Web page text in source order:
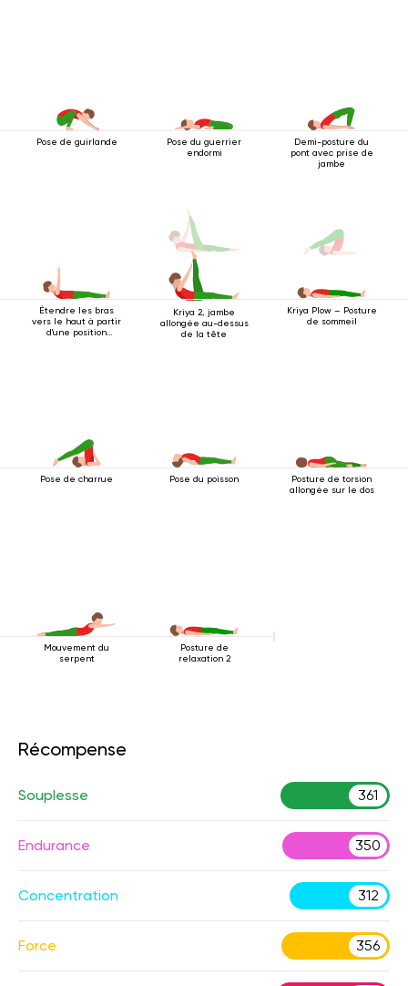
Pose de guirlande
Pose du guerrier
endormi
Demi-posture du
pont avec prise de
jambe
Étendre les bras
vers le haut à partir
d'une position
Kriya 2, jambe
allongée au-dessus
de la tête
Kriya Plow – Posture
de sommeil
Pose de charrue Pose du poisson
Posture de torsion
allongée sur le dos
Mouvement du
serpent
Posture de
relaxation 2
Récompense
Souplesse 361
Endurance 350
Concentration 312
Force 356